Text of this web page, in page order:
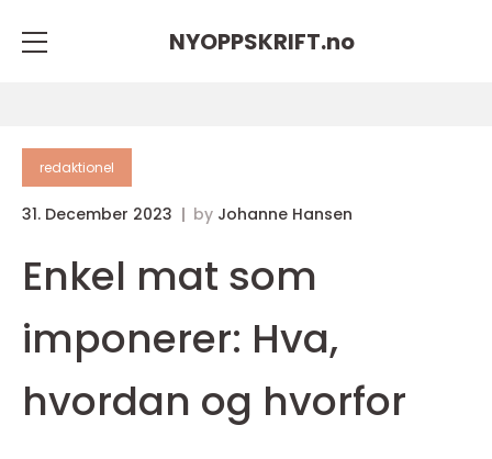
NYOPPSKRIFT.no
redaktionel
31. December 2023 by Johanne Hansen
Enkel mat som
imponerer: Hva,
hvordan og hvorfor